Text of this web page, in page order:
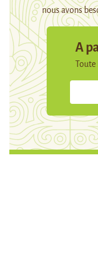
nous avons
A
Toute